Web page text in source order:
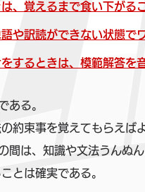
、覚えるまで食い下がる
や訳読ができない状態で
するときは、模範解答を
ある。
約束事を覚えてもらえば
間は、知識や文法うんぬ
とは確実である。